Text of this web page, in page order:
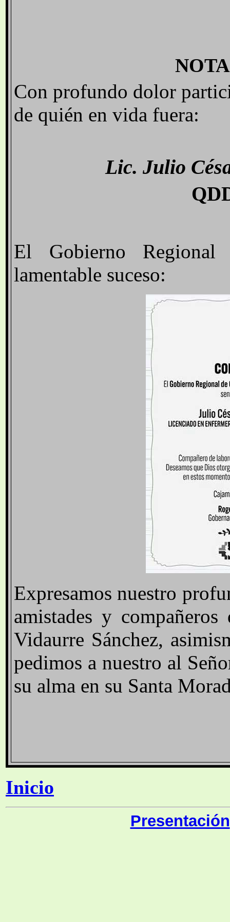
Con profundo dolor
de quién en vida fuera:
Lic. Julio
El Gobierno
lamentable suceso:
Expresamos nuestro
amistades y
Vidaurre Sánchez,
pedimos a nuestro al
su alma en su Santa
Inicio
Presentación